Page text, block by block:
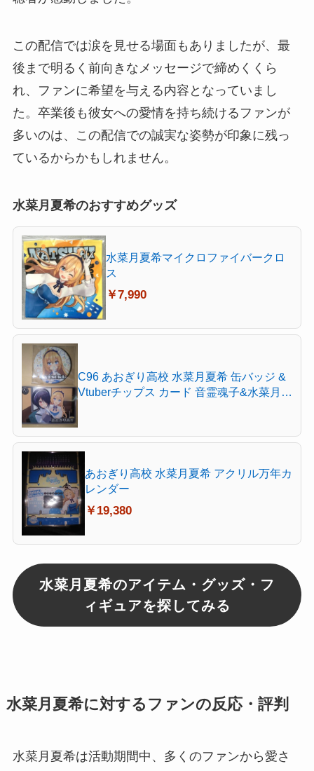
この配信では涙を見せる場面もありましたが、最
後まで明るく前向きなメッセージで締めくくら
れ、ファンに希望を与える内容となっていまし
た。卒業後も彼女への愛情を持ち続けるファンが
多いのは、この配信での誠実な姿勢が印象に残っ
ているからかもしれません。
水菜月夏希のおすすめグッズ
水菜月夏希マイクロファイバークロ
ス
￥7,990
C96 あおぎり高校 水菜月夏希 缶バッジ &
Vtuberチップス カード 音霊魂子&水菜月夏
あおぎり高校 水菜月夏希 アクリル万年カ
レンダー
￥19,380
水菜月夏希のアイテム・グッズ・フ
ィギュアを探してみる
水菜月夏希に対するファンの反応・評判
水菜月夏希は活動期間中、多くのファンから愛さ